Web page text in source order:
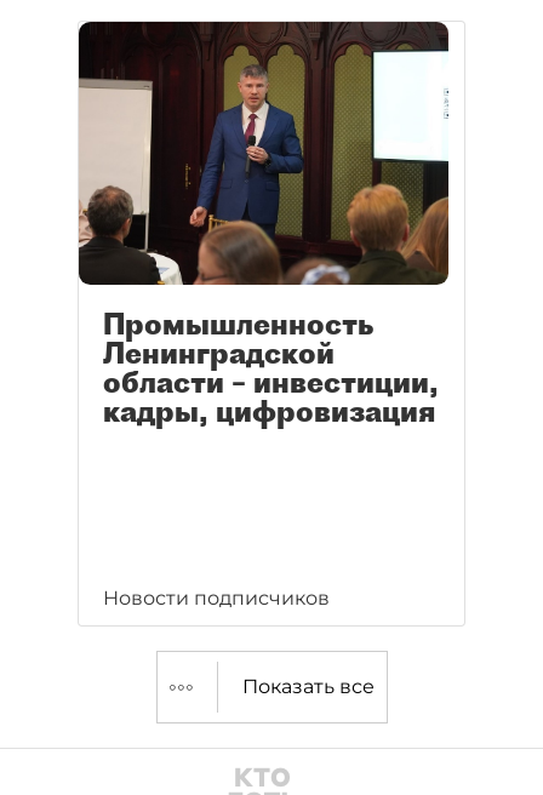
Промышленность
Ленинградской
области – инвестиции,
кадры, цифровизация
Новости подписчиков
Показать все